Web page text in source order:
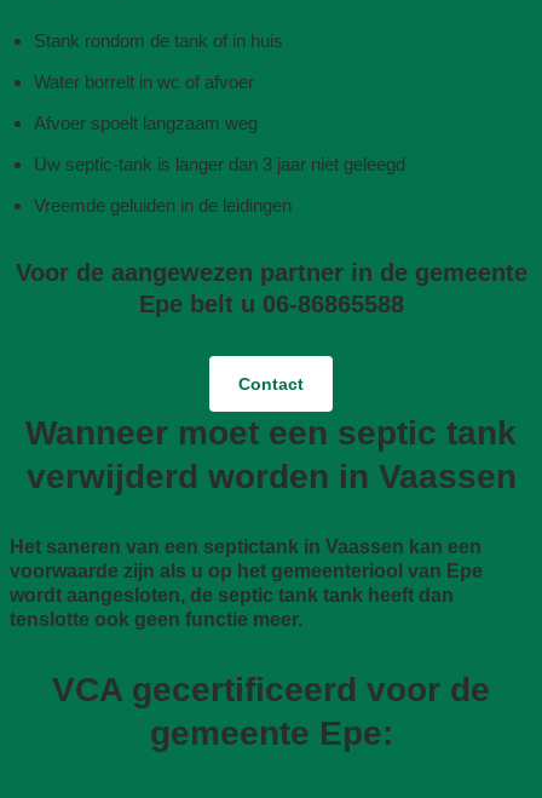
Stank rondom de tank of in huis
Water borrelt in wc of afvoer
Afvoer spoelt langzaam weg
Uw septic-tank is langer dan 3 jaar niet geleegd
Vreemde geluiden in de leidingen
Voor de aangewezen partner in de gemeente
Epe belt u 06-86865588
Contact
Wanneer moet een septic tank
verwijderd worden in Vaassen
Het saneren van een septictank in Vaassen kan een
voorwaarde zijn als u op het gemeenteriool van Epe
wordt aangesloten, de septic tank tank heeft dan
tenslotte ook geen functie meer.
VCA gecertificeerd voor de
gemeente Epe: